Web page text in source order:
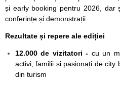
și early booking pentru 2026, dar
conferințe și demonstrații.
Rezultate și repere ale ediției
12.000 de vizitatori - cu un
activi, familii și pasionați de city
din turism